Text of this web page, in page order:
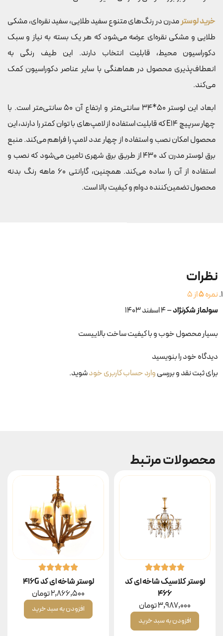
خرید لوسترمدرن در رنگ‌های متنوع سفید طلایی، سفید نقره‌ای، مشکی
طلایی و مشکی نقره‌ای عرضه می‌شود که هر یک بسته به نیاز و سبک
دکوراسیون محیط، قابلیت انتخاب دارند. این طیف رنگی به
انعطاف‌پذیری محصول در هماهنگی با سایر عناصر دکوراسیون کمک
می‌کند.
ابعاد این لوستر 50*34 سانتی‌متر و ارتفاع آن 50 سانتی‌متر است. با
چهار سرپیچ E14 که قابلیت استفاده از لامپ‌های با توان کمتر را دارند، این
محصول امکان نصب و استفاده از چهار عدد لامپ را فراهم می‌کند. منبع
برق لوستر مدرن کد 430 از طریق برق شهری تامین می‌شود که نصب و
استفاده از آن را ساده می‌کند. همچنین، گارانتی 60 ماهه رنگ بدنه
محصول تضمین‌کننده دوام و کیفیت بالا است.
نظرات
نمره5از 5
سولماز شکرنژاد–۴ اسفند ۱۴۰۳
بسیار محصول خوب و با کیفیت ساخت بالاییست
دیدگاه خود را بنویسید
برای ثبت نقد و بررسیوارد حساب کاربری خودشوید.
محصولات مرتبط
لوستر کلاسیک شاخه ای کد
۴۶۶
3,987,000تومان
افزودن به سبد خرید
لوستر شاخه ای کد 416G
2,866,500تومان
افزودن به سبد خرید